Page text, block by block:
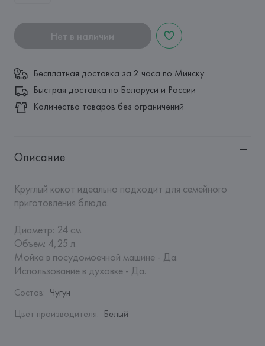
Нет в наличии
Бесплатная доставка за 2 часа по Минску
Быстрая доставка по Беларуси и России
Количество товаров без ограничений
Описание
Круглый кокот идеально подходит для семейного
приготовления блюда.
Диаметр: 24 см.
Объем: 4,25 л.
Мойка в посудомоечной машине - Да.
Использование в духовке - Да.
Состав: Чугун
Цвет производителя: Белый